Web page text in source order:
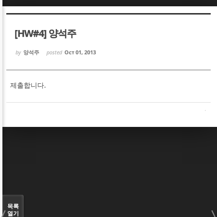
[HW#4] 양석주
by 양석주 posted Oct 01, 2013
제출합니다.
목록
열기
Sketchbook5, 스케치북5
Sketchbook5, 스케치북5
Sketchbook5, 스케치북5
Sketchbook5, 스케치북5